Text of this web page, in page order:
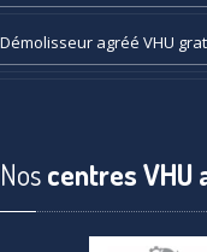
Démolisseur agréé VHU
Noscentres VHU